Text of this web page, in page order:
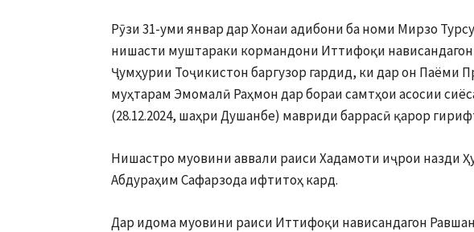
Рӯзи 31-уми январ дар Хонаи адибони ба номи Мирзо
нишасти муштараки кормандони Иттифоқи
Ҷумҳурии Тоҷикистон баргузор гардид, ки дар он Паёми
муҳтарам Эмомалӣ Раҳмон дар бораи самтҳои асосии
(28.12.2024, шаҳри Душанбе) мавриди баррасӣ қарор
Нишастро муовини аввали раиси Хадамоти иҷрои назди
Абдураҳим Сафарзода ифтитоҳ кард.
Дар идома муовини раиси Иттифоқи нависандагон